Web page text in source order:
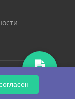
ЗАПРОС